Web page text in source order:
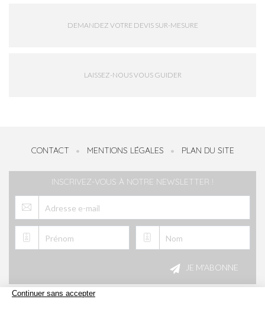
DEMANDEZ VOTRE DEVIS SUR-MESURE
LAISSEZ-NOUS VOUS GUIDER
CONTACT MENTIONS LÉGALES PLAN DU SITE
INSCRIVEZ-VOUS À NOTRE NEWSLETTER !
champ
vide.
JE M'ABONNE